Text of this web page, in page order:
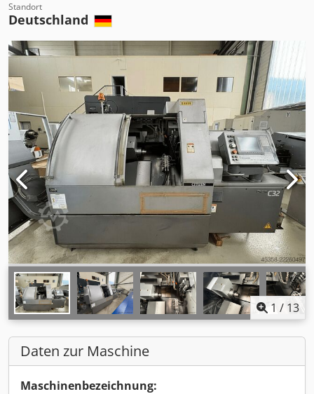
Standort
Deutschland
1 / 13
Daten zur Maschine
Maschinenbezeichnung: